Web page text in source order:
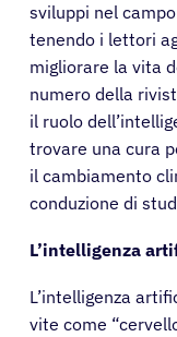
sviluppi nel
tenendo i lettori
migliorare la vita
numero della
il ruolo
trovare una cura
il cambiamento
conduzione di
L’intelligenza
L’intelligenza
vite come